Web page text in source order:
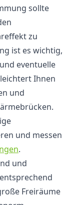
sollte
zu
ist es wichtig,
eventuelle
Ihnen
und
und messen
.
und
Freiräume